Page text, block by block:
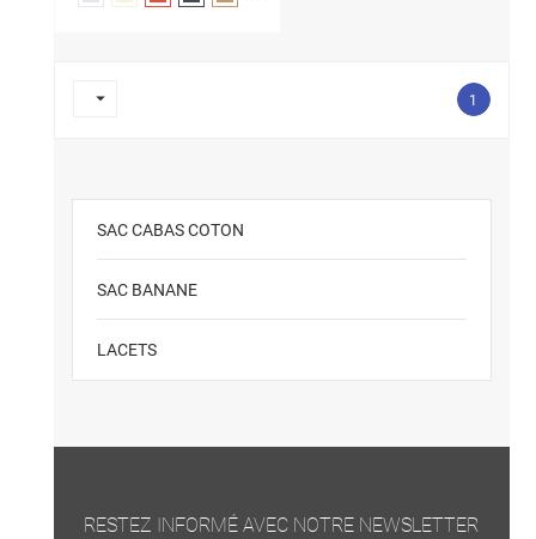
SAC CABAS COTON
SAC BANANE
LACETS
 1
RESTEZ INFORMÉ AVEC NOTRE NEWSLETTER